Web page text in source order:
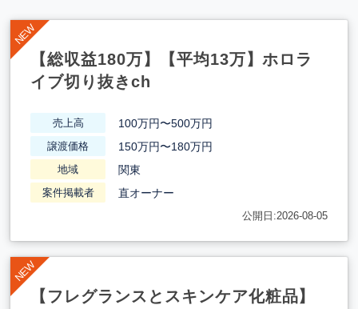
【総収益180万】【平均13万】ホロラ
イブ切り抜きch
売上高 100万円〜500万円
譲渡価格 150万円〜180万円
地域 関東
案件掲載者 直オーナー
公開日:2026-08-05
【フレグランスとスキンケア化粧品】